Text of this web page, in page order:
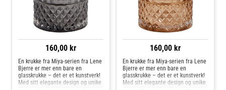
160,00 kr
En krukke fra Miya-serien fra Lene
Bjerre er mer enn bare en
glasskrukke – det er et kunstverk!
Med sitt elegante design og unike
160,00 kr
En krukke fra Miya-serien fra Lene
Bjerre er mer enn bare en
glasskrukke – det er et kunstverk!
Med sitt elegante design og unike